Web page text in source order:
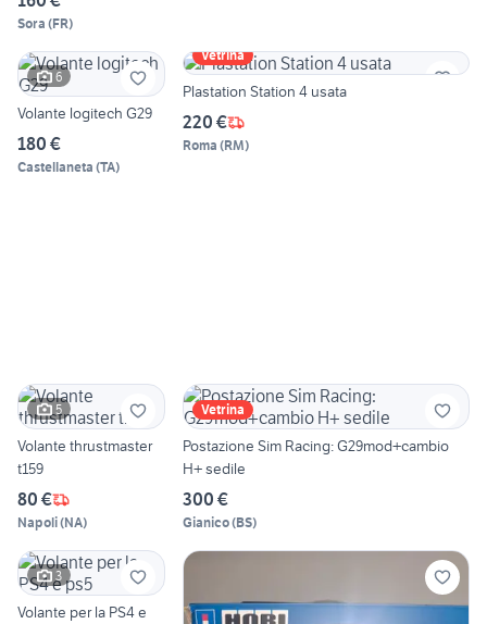
Sora (FR)
6
Volante logitech G29
180 €
Castellaneta (TA)
Vetrina
Plastation Station 4 usata
220 €
Roma (RM)
5
Volante thrustmaster
t159
80 €
Napoli(NA)
Vetrina
Postazione Sim Racing: G29mod+cambio
H+ sedile
300 €
Gianico(BS)
3
Volante per la PS4 e